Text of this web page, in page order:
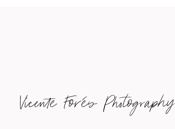
Vicente Forés Photography